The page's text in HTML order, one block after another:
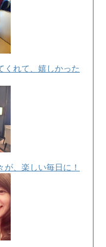
くれて、嬉しかった
、楽しい毎日に！